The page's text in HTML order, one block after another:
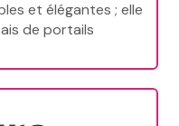
et élégantes ; elle
de portails